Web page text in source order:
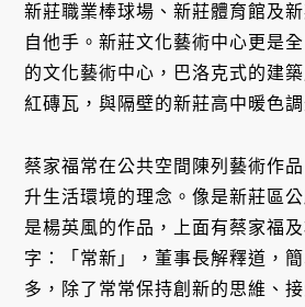
新莊職業棒球場、新莊體育館及
自他手。新莊文化藝術中心更是
的文化藝術中心，巴洛克式的建
紅磚瓦，與隔壁的新莊高中暖色
蔡家福常在公共空間陳列藝術作
升生活環境的理念。像是新莊區
是楊英風的作品，上面有蔡家福
字：「常新」，董事長解釋道，
多，除了常常保持創新的思維、